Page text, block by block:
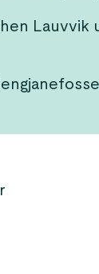
Lauvvik